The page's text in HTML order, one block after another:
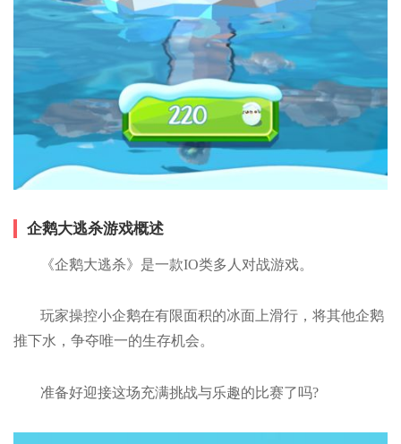
企鹅大逃杀游戏概述
《企鹅大逃杀》是一款IO类多人对战游戏。
玩家操控小企鹅在有限面积的冰面上滑行，将其他企鹅
推下水，争夺唯一的生存机会。
准备好迎接这场充满挑战与乐趣的比赛了吗?